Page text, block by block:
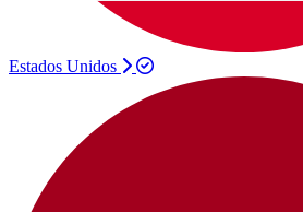
Estados Unidos